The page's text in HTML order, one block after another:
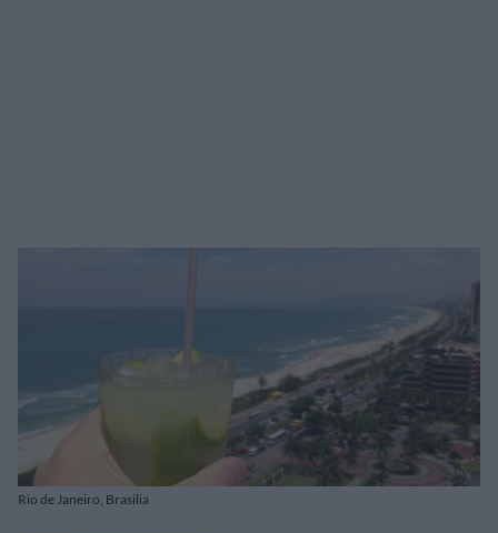
Rio de Janeiro, Brasilia